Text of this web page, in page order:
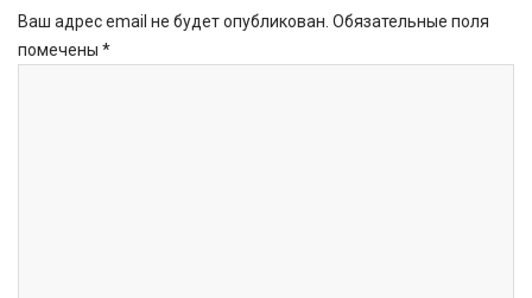
Ваш адрес email не будет опубликован. Обязательные поля
помечены *